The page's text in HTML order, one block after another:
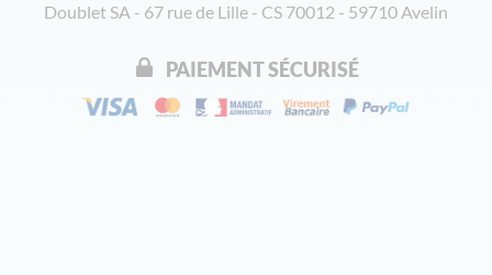
Doublet SA - 67 rue de Lille - CS 70012 - 59710 Avelin
PAIEMENT SÉCURISÉ